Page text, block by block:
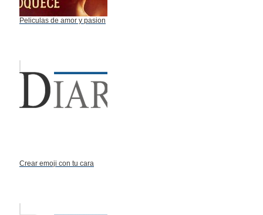
Peliculas de amor y pasion
Crear emoji con tu cara